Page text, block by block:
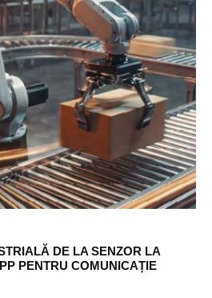
DE LA SENZOR LA
PENTRU COMUNICAȚIE